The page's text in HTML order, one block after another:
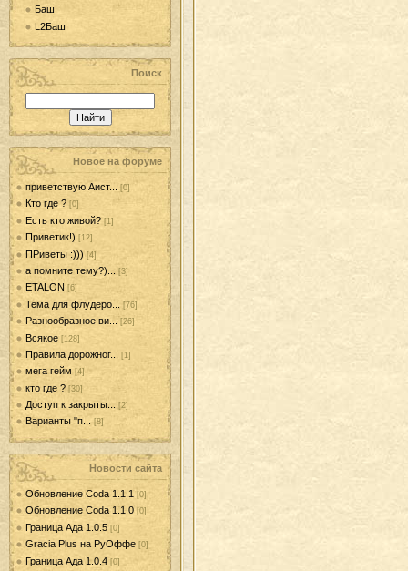
Баш
L2Баш
Поиск
Новое на форуме
приветствую Аист... [0]
Кто где ? [0]
Есть кто живой? [1]
Приветик!) [12]
ПРиветы :))) [4]
а помните тему?)... [3]
ETALON [6]
Тема для флудеро... [76]
Разнообразное ви... [26]
Всякое [128]
Правила дорожног... [1]
мега гейм [4]
кто где ? [30]
Доступ к закрыты... [2]
Варианты "п... [8]
Новости сайта
Обновление Coda 1.1.1 [0]
Обновление Coda 1.1.0 [0]
Граница Ада 1.0.5 [0]
Gracia Plus на РуОффе [0]
Граница Ада 1.0.4 [0]